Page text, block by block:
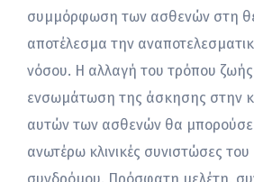
συμμόρφωση των ασθενών στη
αποτέλεσμα την
νόσου. Η αλλαγή του τρόπου ζωής
ενσωμάτωση της άσκησης στην
αυτών των ασθενών θα μπορούσε
ανωτέρω κλινικές συνιστώσες